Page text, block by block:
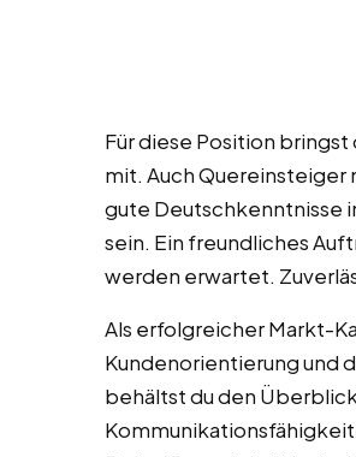
Für diese Position bringst
mit. Auch Quereinsteiger
gute Deutschkenntnisse
sein. Ein freundliches
werden erwartet.
Als erfolgreicher Markt-
Kundenorientierung und
behältst du den